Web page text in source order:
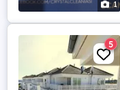
1
5